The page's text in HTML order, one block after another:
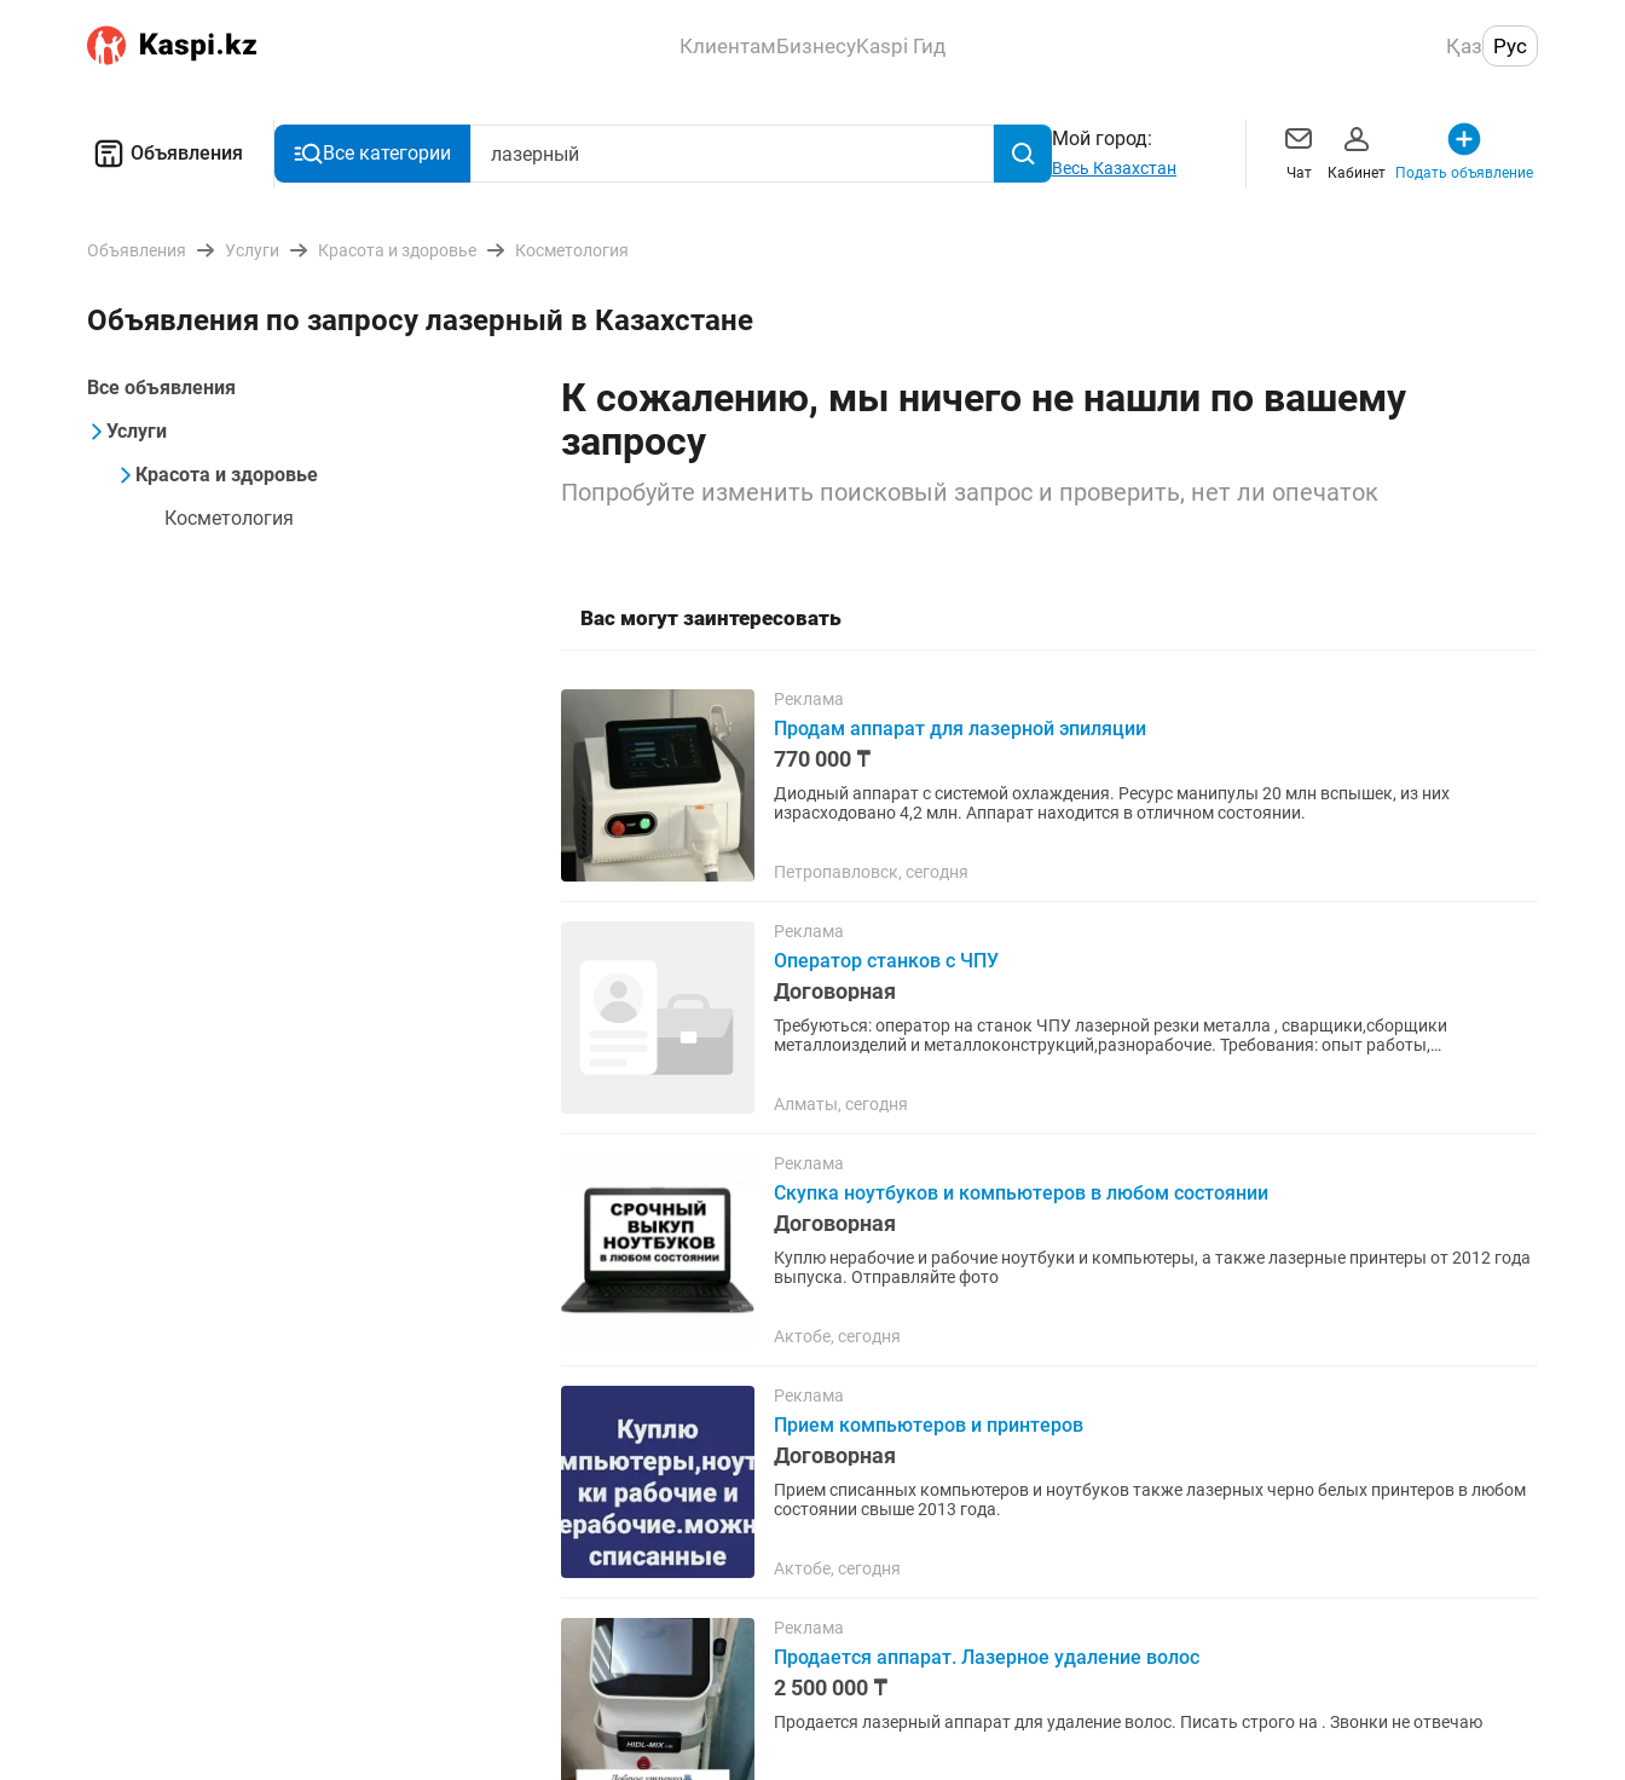
КлиентамБизнесуKaspi Гид Қаз Рус
Объявления Все категории
Мой город:
Весь Казахстан Чат Кабинет Подать объявление
Объявления Услуги Красота и здоровье Косметология
Объявления по запросу лазерный в Казахстане
Все объявления
Услуги
Красота и здоровье
Косметология
К сожалению, мы ничего не нашли по вашему
запросу
Попробуйте изменить поисковый запрос и проверить, нет ли опечаток
Вас могут заинтересовать
Реклама
Продам аппарат для лазерной эпиляции
770 000 ₸
Диодный аппарат с системой охлаждения. Ресурс манипулы 20 млн вспышек, из них
израсходовано 4,2 млн. Аппарат находится в отличном состоянии.
Петропавловск, сегодня
Реклама
Оператор станков с ЧПУ
Договорная
Требуються: оператор на станок ЧПУ лазерной резки металла , сварщики,сборщики
металлоизделий и металлоконструкций,разнорабочие. Требования: опыт работы,
Алматы, сегодня
Реклама
Скупка ноутбуков и компьютеров в любом состоянии
Договорная
Куплю нерабочие и рабочие ноутбуки и компьютеры, а также лазерные принтеры от 2012 года
выпуска. Отправляйте фото
Актобе, сегодня
Реклама
Прием компьютеров и принтеров
Договорная
Прием списанных компьютеров и ноутбуков также лазерных черно белых принтеров в любом
состоянии свыше 2013 года.
Актобе, сегодня
Реклама
Продается аппарат. Лазерное удаление волос
2 500 000 ₸
Продается лазерный аппарат для удаление волос. Писать строго на . Звонки не отвечаю